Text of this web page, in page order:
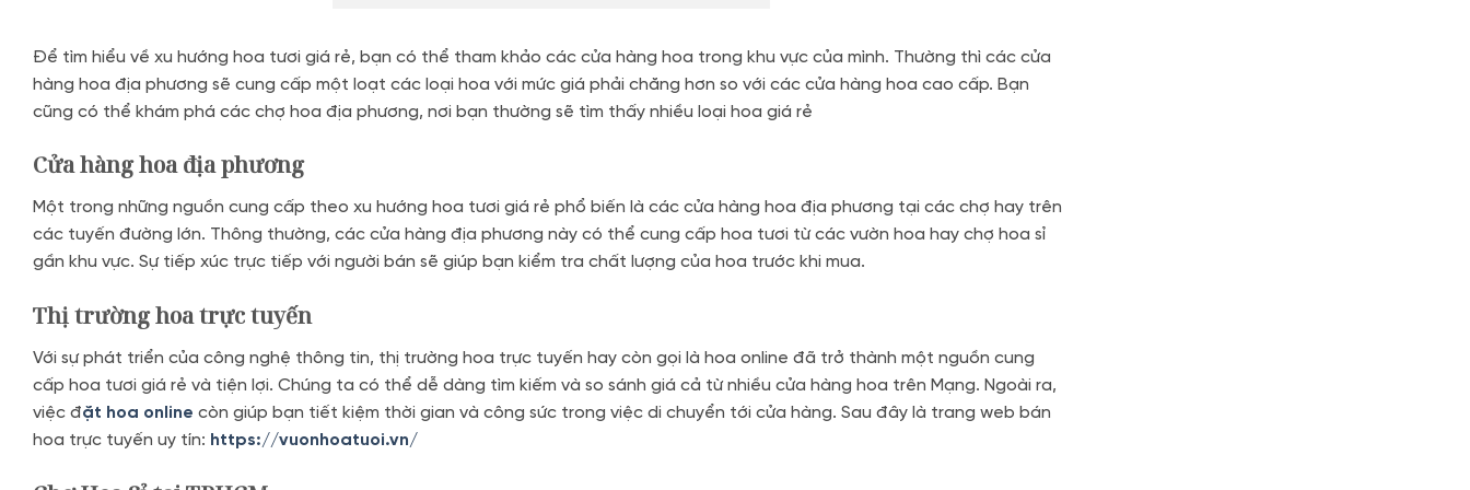
Để tìm hiểu về xu hướng hoa tươi giá rẻ, bạn có thể tham khảo các cửa hàng hoa trong khu vực của mình. Thường thì các cửa
hàng hoa địa phương sẽ cung cấp một loạt các loại hoa với mức giá phải chăng hơn so với các cửa hàng hoa cao cấp. Bạn
cũng có thể khám phá các chợ hoa địa phương, nơi bạn thường sẽ tìm thấy nhiều loại hoa giá rẻ
Cửa hàng hoa địa phương
Một trong những nguồn cung cấp theo xu hướng hoa tươi giá rẻ phổ biến là các cửa hàng hoa địa phương tại các chợ hay trên
các tuyến đường lớn. Thông thường, các cửa hàng địa phương này có thể cung cấp hoa tươi từ các vườn hoa hay chợ hoa sỉ
gần khu vực. Sự tiếp xúc trực tiếp với người bán sẽ giúp bạn kiểm tra chất lượng của hoa trước khi mua.
Thị trường hoa trực tuyến
Với sự phát triển của công nghệ thông tin, thị trường hoa trực tuyến hay còn gọi là hoa online đã trở thành một nguồn cung
cấp hoa tươi giá rẻ và tiện lợi. Chúng ta có thể dễ dàng tìm kiếm và so sánh giá cả từ nhiều cửa hàng hoa trên Mạng. Ngoài ra,
việc đặt hoa online còn giúp bạn tiết kiệm thời gian và công sức trong việc di chuyển tới cửa hàng. Sau đây là trang web bán
hoa trực tuyến uy tín: https://vuonhoatuoi.vn/